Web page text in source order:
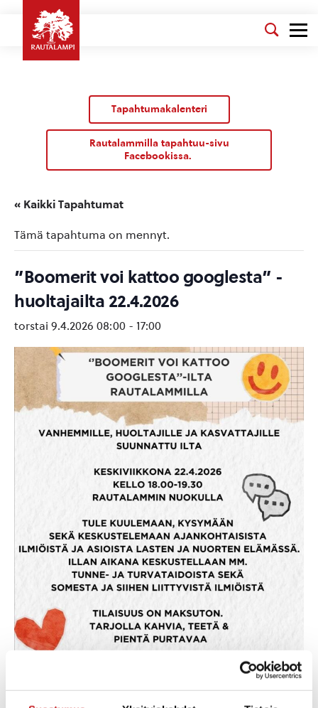
Tapahtumakalenteri
Rautalammilla tapahtuu-sivu
Facebookissa.
« Kaikki Tapahtumat
Tämä tapahtuma on mennyt.
”Boomerit voi kattoo googlesta” -
huoltajailta 22.4.2026
torstai 9.4.2026 08:00 - 17:00